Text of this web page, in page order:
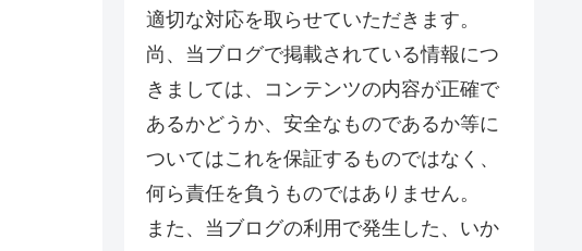
適切な対応を取らせていただきます。
尚、当ブログで掲載されている情報につ
きましては、コンテンツの内容が正確で
あるかどうか、安全なものであるか等に
ついてはこれを保証するものではなく、
何ら責任を負うものではありません。
また、当ブログの利用で発生した、いか